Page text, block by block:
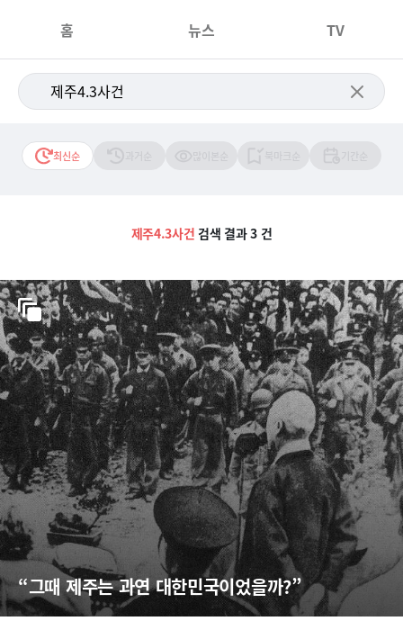
홈 뉴스 TV
최신순
제주4.3사건 검색 결과 3 건
“그때 제주는 과연 대한민국이었을까?”